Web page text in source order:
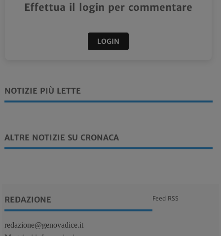
Effettua il login per commentare
LOGIN
NOTIZIE PIÙ LETTE
ALTRE NOTIZIE SU CRONACA
REDAZIONE
redazione@genovadice.it
Feed RSS